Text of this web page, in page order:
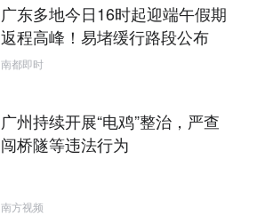
广东多地今日16时起迎端午假期
返程高峰！易堵缓行路段公布
南都即时
广州持续开展“电鸡”整治，严查
闯桥隧等违法行为
南方视频